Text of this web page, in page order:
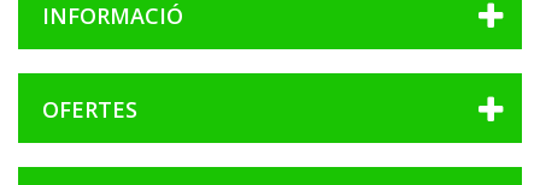
INFORMACIÓ
OFERTES